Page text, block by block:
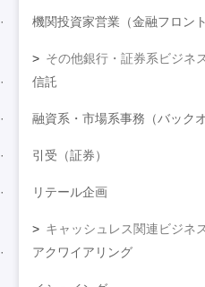
機関投資家営業（金融フロント
その他銀行・証券系ビジネ
信託
融資系・市場系事務（バック
引受（証券）
リテール企画
キャッシュレス関連ビジネ
アクワイアリング